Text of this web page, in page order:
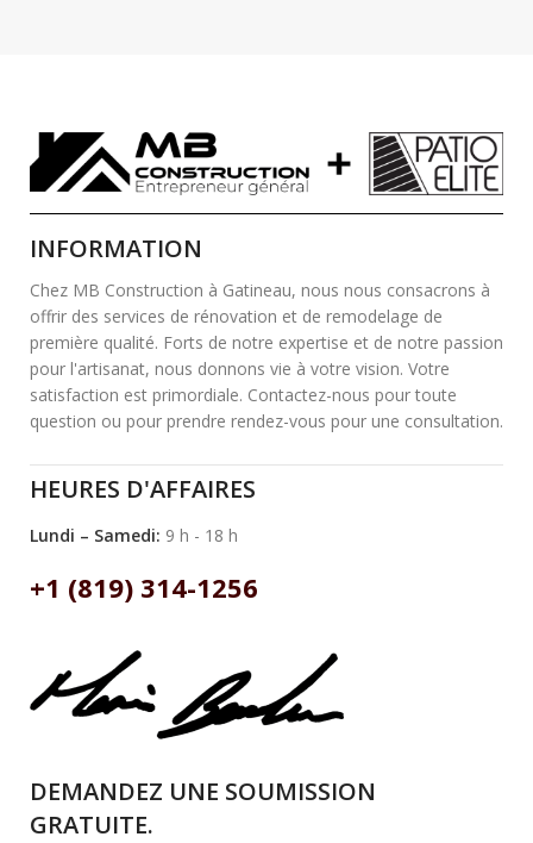
INFORMATION
Chez MB Construction à Gatineau, nous nous consacrons à
offrir des services de rénovation et de remodelage de
première qualité. Forts de notre expertise et de notre passion
pour l'artisanat, nous donnons vie à votre vision. Votre
satisfaction est primordiale. Contactez-nous pour toute
question ou pour prendre rendez-vous pour une consultation.
HEURES D'AFFAIRES
Lundi – Samedi: 9 h - 18 h
+1 (819) 314-1256
DEMANDEZ UNE SOUMISSION
GRATUITE.